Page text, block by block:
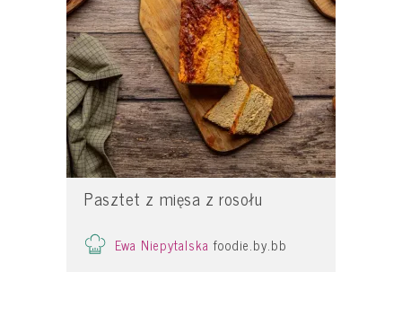
Pasztet z mięsa z rosołu
Ewa Niepytalska foodie.by.bb